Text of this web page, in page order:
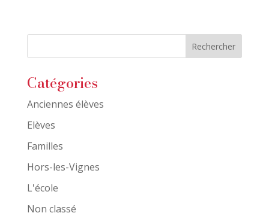
Catégories
Anciennes élèves
Elèves
Familles
Hors-les-Vignes
L'école
Non classé